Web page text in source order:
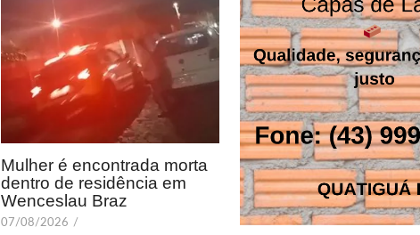
Mulher é encontrada morta
dentro de residência em
Wenceslau Braz
07/08/2026 /